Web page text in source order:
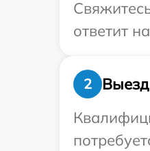
ответит
2